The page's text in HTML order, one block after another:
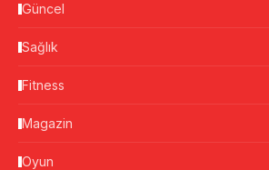
Güncel
Sağlık
Fitness
Magazin
Oyun